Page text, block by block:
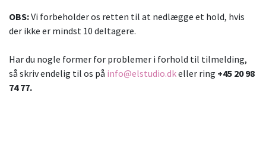
OBS:Vi forbeholder os retten til at nedlægge et hold, hvis
der ikke er mindst 10 deltagere.
Har du nogle former for problemer i forhold til tilmelding,
så skriv endelig til os på info@elstudio.dkeller ring +45 20 98
74 77.